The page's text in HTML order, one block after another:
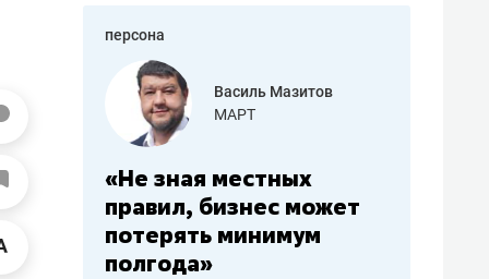
персона
работа
Василь Мазитов
МАРТ
«Не зная местных
правил, бизнес может
потерять минимум
полгода»